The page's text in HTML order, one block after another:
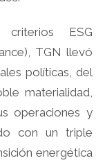
criterios ESG
TGN llevó
políticas, del
materialidad,
operaciones y
con un triple
energética